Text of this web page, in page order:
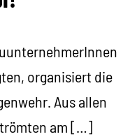
organisiert die
Aus allen
am […]